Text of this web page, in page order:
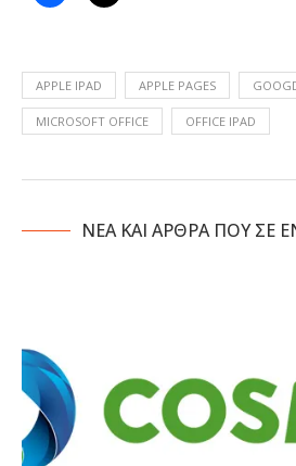
APPLE IPAD APPLE PAGES
MICROSOFT OFFICE OFFICE IPAD
NΕΑ ΚΑΙ ΑΡΘΡΑ ΠΟΥ ΣΕ